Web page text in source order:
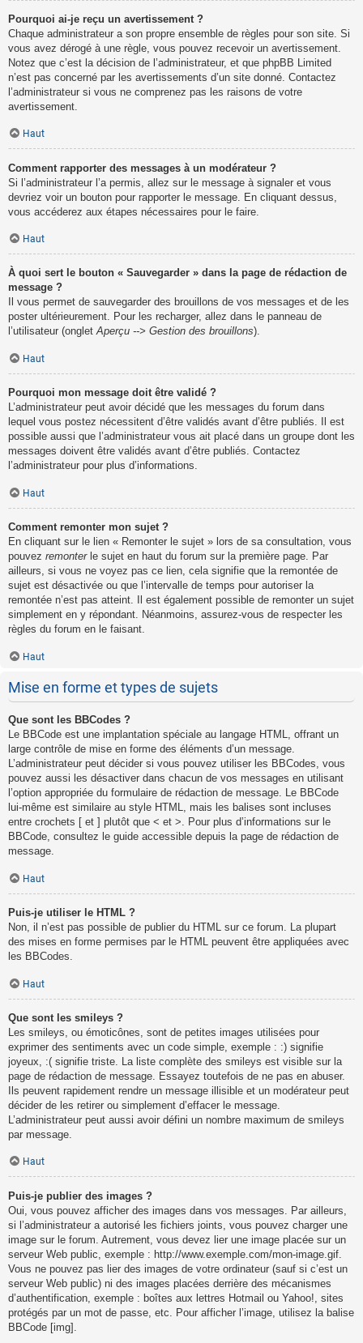
Pourquoi ai-je reçu un avertissement ?
Chaque administrateur a son propre ensemble de règles pour son site. Si
vous avez dérogé à une règle, vous pouvez recevoir un avertissement.
Notez que c’est la décision de l’administrateur, et que phpBB Limited
n’est pas concerné par les avertissements d’un site donné. Contactez
l’administrateur si vous ne comprenez pas les raisons de votre
avertissement.
Haut
Comment rapporter des messages à un modérateur ?
Si l’administrateur l’a permis, allez sur le message à signaler et vous
devriez voir un bouton pour rapporter le message. En cliquant dessus,
vous accéderez aux étapes nécessaires pour le faire.
Haut
À quoi sert le bouton « Sauvegarder » dans la page de rédaction de
message ?
Il vous permet de sauvegarder des brouillons de vos messages et de les
poster ultérieurement. Pour les recharger, allez dans le panneau de
l’utilisateur (ongletAperçu --> Gestion des brouillons).
Haut
Pourquoi mon message doit être validé ?
L’administrateur peut avoir décidé que les messages du forum dans
lequel vous postez nécessitent d’être validés avant d’être publiés. Il est
possible aussi que l’administrateur vous ait placé dans un groupe dont les
messages doivent être validés avant d’être publiés. Contactez
l’administrateur pour plus d’informations.
Haut
Comment remonter mon sujet ?
En cliquant sur le lien « Remonter le sujet » lors de sa consultation, vous
pouvez remonterle sujet en haut du forum sur la première page. Par
ailleurs, si vous ne voyez pas ce lien, cela signifie que la remontée de
sujet est désactivée ou que l’intervalle de temps pour autoriser la
remontée n’est pas atteint. Il est également possible de remonter un sujet
simplement en y répondant. Néanmoins, assurez-vous de respecter les
règles du forum en le faisant.
Haut
Mise en forme et types de sujets
Que sont les BBCodes ?
Le BBCode est une implantation spéciale au langage HTML, offrant un
large contrôle de mise en forme des éléments d’un message.
L’administrateur peut décider si vous pouvez utiliser les BBCodes, vous
pouvez aussi les désactiver dans chacun de vos messages en utilisant
l’option appropriée du formulaire de rédaction de message. Le BBCode
lui-même est similaire au style HTML, mais les balises sont incluses
entre crochets [ et ] plutôt que < et >. Pour plus d’informations sur le
BBCode, consultez le guide accessible depuis la page de rédaction de
message.
Haut
Puis-je utiliser le HTML ?
Non, il n’est pas possible de publier du HTML sur ce forum. La plupart
des mises en forme permises par le HTML peuvent être appliquées avec
les BBCodes.
Haut
Que sont les smileys ?
Les smileys, ou émoticônes, sont de petites images utilisées pour
exprimer des sentiments avec un code simple, exemple : :) signifie
joyeux, :( signifie triste. La liste complète des smileys est visible sur la
page de rédaction de message. Essayez toutefois de ne pas en abuser.
Ils peuvent rapidement rendre un message illisible et un modérateur peut
décider de les retirer ou simplement d’effacer le message.
L’administrateur peut aussi avoir défini un nombre maximum de smileys
par message.
Haut
Puis-je publier des images ?
Oui, vous pouvez afficher des images dans vos messages. Par ailleurs,
si l’administrateur a autorisé les fichiers joints, vous pouvez charger une
image sur le forum. Autrement, vous devez lier une image placée sur un
serveur Web public, exemple : http://www.exemple.com/mon-image.gif.
Vous ne pouvez pas lier des images de votre ordinateur (sauf si c’est un
serveur Web public) ni des images placées derrière des mécanismes
d’authentification, exemple : boîtes aux lettres Hotmail ou Yahoo!, sites
protégés par un mot de passe, etc. Pour afficher l’image, utilisez la balise
BBCode [img].